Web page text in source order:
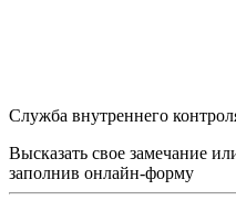
Служба внутреннего
Высказать свое замечание
заполнив онлайн-форму